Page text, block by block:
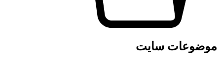
موضوعات سایت